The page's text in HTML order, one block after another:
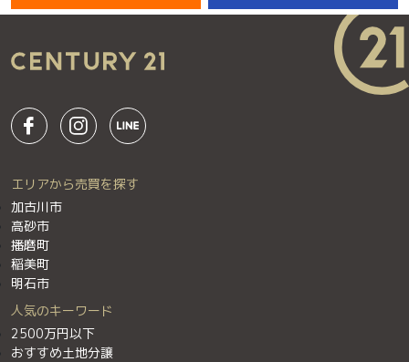
エリアから売買を探す
加古川市
高砂市
播磨町
稲美町
明石市
人気のキーワード
2500万円以下
おすすめ土地分譲